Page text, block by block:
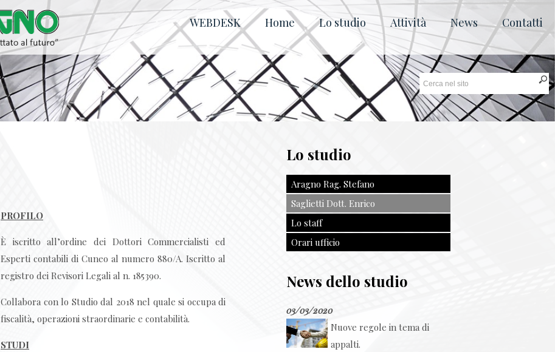
WEBDESK Home Lo studio Attività News Contatti
PROFILO
È iscritto all’ordine dei Dottori Commercialisti ed
Esperti contabili di Cuneo al numero 880/A. Iscritto al
registro dei Revisori Legali al n. 185390.
Collabora con lo Studio dal 2018 nel quale si occupa di
fiscalità, operazioni straordinarie e contabilità.
STUDI
Lo studio
Aragno Rag. Stefano
Saglietti Dott. Enrico
Lo staff
Orari ufficio
News dello studio
03/03/2020
Nuove regole in tema di
appalti.